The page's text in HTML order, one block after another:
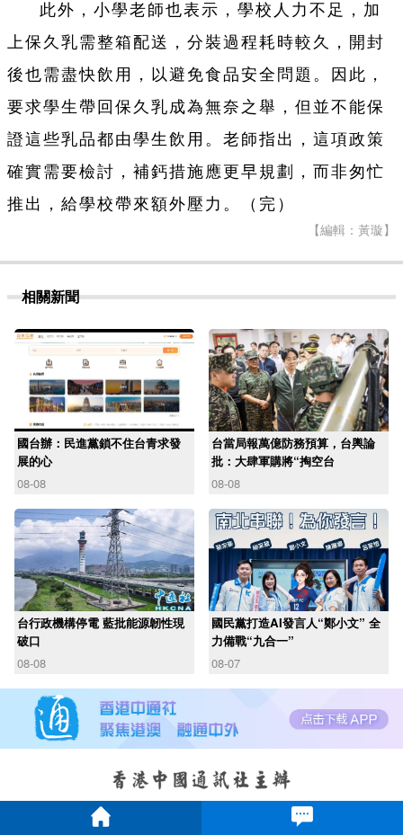
此外，小學老師也表示，學校人力不足，加
上保久乳需整箱配送，分裝過程耗時較久，開封
後也需盡快飲用，以避免食品安全問題。因此，
要求學生帶回保久乳成為無奈之舉，但並不能保
證這些乳品都由學生飲用。老師指出，這項政策
確實需要檢討，補鈣措施應更早規劃，而非匆忙
推出，給學校帶來額外壓力。（完）
【編輯：黃璇】
相關新聞
國台辦：民進黨鎖不住台青求發
展的心
08-08
台當局報萬億防務預算，台輿論
批：大肆軍購將“掏空台
08-08
台行政機構停電 藍批能源韌性現
破口
08-08
國民黨打造AI發言人“鄭小文” 全
力備戰“九合一”
08-07